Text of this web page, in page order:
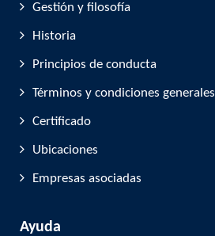
Gestión y filosofía
Historia
Principios de conducta
Términos y condiciones generales
Certificado
Ubicaciones
Empresas asociadas
Ayuda